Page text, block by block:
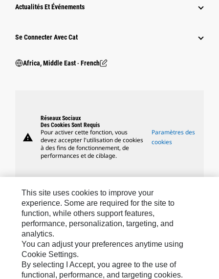
Actualités Et Événements
Se Connecter Avec Cat
Africa, Middle East ‧ French
warning
Réseaux Sociaux
Des Cookies Sont Requis
Pour activer cette fonction, vous
devez accepter l'utilisation de cookies
à des fins de fonctionnement, de
performances et de ciblage.
Paramètres des
cookies
Marques Caterpillar
Caterpillar.com
Contacter Caterpillar
Mes Préférences Marketing
This site uses cookies to improve your
experience. Some are required for the site to
function, while others support features,
performance, personalization, targeting, and
analytics.
You can adjust your preferences anytime using
Cookie Settings.
By selecting I Accept, you agree to the use of
functional, performance, and targeting cookies.